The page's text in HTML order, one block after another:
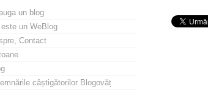
un blog
un WeBlog
Contact
câștigătorilor Blogovăț